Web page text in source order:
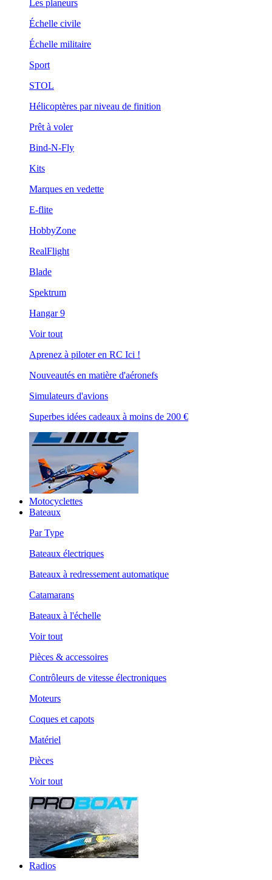
Les planeurs
Échelle civile
Échelle militaire
Sport
STOL
Hélicoptères par niveau de finition
Prêt à voler
Bind-N-Fly
Kits
Marques en vedette
E-flite
HobbyZone
RealFlight
Blade
Spektrum
Hangar 9
Voir tout
Aprenez à piloter en RC Ici !
Nouveautés en matière d'aéronefs
Simulateurs d'avions
Superbes idées cadeaux à moins de 200 €
Motocyclettes
Bateaux
Par Type
Bateaux électriques
Bateaux à redressement automatique
Catamarans
Bateaux à l'échelle
Voir tout
Pièces & accessoires
Contrôleurs de vitesse électroniques
Moteurs
Coques et capots
Matériel
Pièces
Voir tout
Radios